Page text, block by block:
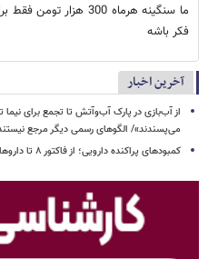
ما سنگینه هرماه 300
فکر باشه
آخرین اخبار
از آب‌بازی در پارک آب‌وآتش تا تجمع برای
می‌پسندند»/ الگوهای رسمی دیگر مرجع
کمبودهای پراکنده دارویی؛ از فاکتور ۸ تا داروهای ام‌اس و دیابت/ چندماه ذخیره دارویی داریم؟